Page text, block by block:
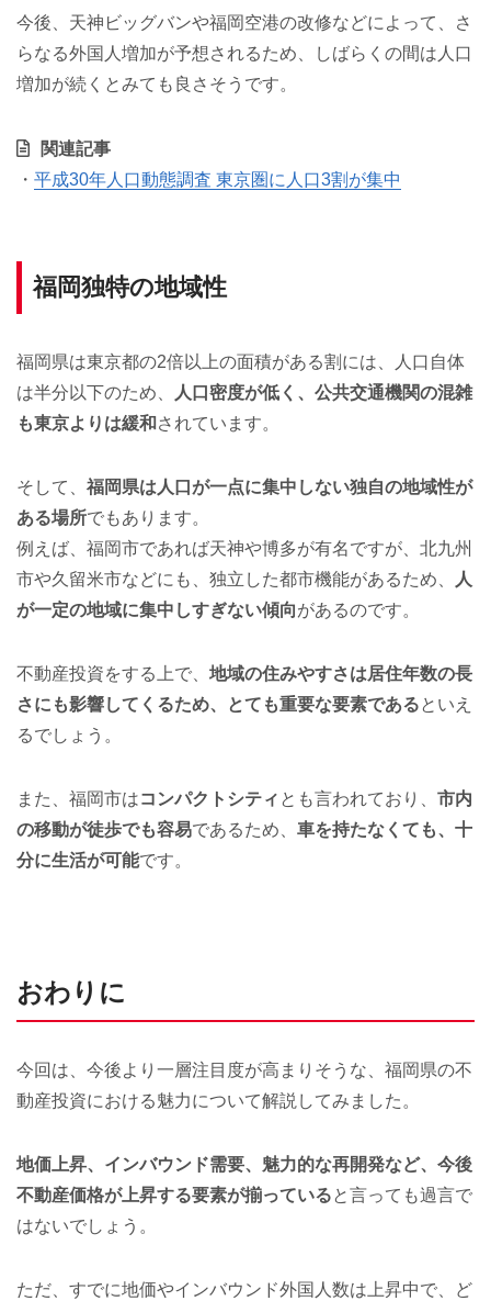
今後、天神ビッグバンや福岡空港の改修などによって、さ
らなる外国人増加が予想されるため、しばらくの間は人口
増加が続くとみても良さそうです。
関連記事
・ 平成30年人口動態調査 東京圏に人口3割が集中
福岡独特の地域性
福岡県は東京都の2倍以上の面積がある割には、人口自体
は半分以下のため、
人口密度が低く、公共交通機関の混雑
も東京よりは緩和 されています。
そして、 福岡県は人口が一点に集中しない独自の地域性が
ある場所でもあります。
例えば、福岡市であれば天神や博多が有名ですが、北九州
市や久留米市などにも、独立した都市機能があるため、
人
が一定の地域に集中しすぎない傾向があるのです。
不動産投資をする上で、 地域の住みやすさは居住年数の長
さにも影響してくるため、とても重要な要素であるといえ
るでしょう。
また、福岡市はコンパクトシティ とも言われており、 市内
の移動が徒歩でも容易であるため、 車を持たなくても、十
分に生活が可能です。
おわりに
今回は、今後より一層注目度が高まりそうな、福岡県の不
動産投資における魅力について解説してみました。
地価上昇、インバウンド需要、魅力的な再開発など、今後
不動産価格が上昇する要素が揃っていると言っても過言で
はないでしょう。
ただ、すでに地価やインバウンド外国人数は上昇中で、ど